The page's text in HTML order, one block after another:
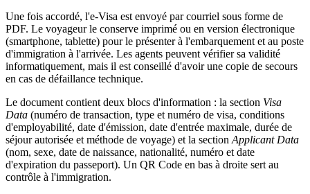
Une fois accordé, l'e-Visa est envoyé par courriel sous forme de
PDF. Le voyageur le conserve imprimé ou en version électronique
(smartphone, tablette) pour le présenter à l'embarquement et au poste
d'immigration à l'arrivée. Les agents peuvent vérifier sa validité
informatiquement, mais il est conseillé d'avoir une copie de secours
en cas de défaillance technique.
Le document contient deux blocs d'information : la section Visa
Data (numéro de transaction, type et numéro de visa, conditions
d'employabilité, date d'émission, date d'entrée maximale, durée de
séjour autorisée et méthode de voyage) et la section Applicant Data
(nom, sexe, date de naissance, nationalité, numéro et date
d'expiration du passeport). Un QR Code en bas à droite sert au
contrôle à l'immigration.